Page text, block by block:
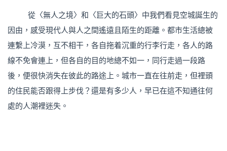
從〈無人之境〉和〈巨大的石頭〉中我們看見空城誕生的
因由，感受現代人與人之間遙遠且陌生的距離。都市生活總被
連繫上冷漠，互不相干，各自拖着沉重的行李行走，各人的路
線不免會連上，但各自的目的地總不如一，同行走過一段路
後，便很快消失在彼此的路途上。城市一直在往前走，但裡頭
的住民能否跟得上步伐？還是有多少人，早已在這不知通往何
處的人潮裡迷失。